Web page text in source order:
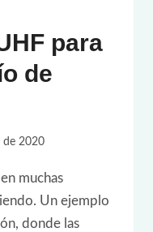
para
de
de 2020
muchas
Un ejemplo
donde las